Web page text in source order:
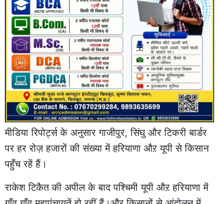
मीडिया रिपोर्ट्स के अनुसार गाजीपुर, सिंघु और टिकरी बार्डर
पर हर रोज़ हजारों की संख्या में हरियाणा औऱ यूपी से किसान
पहुँच रहें हैं।
राकेश टिकैत की अपील के बाद पश्चिमी यूपी औऱ हरियाणा में